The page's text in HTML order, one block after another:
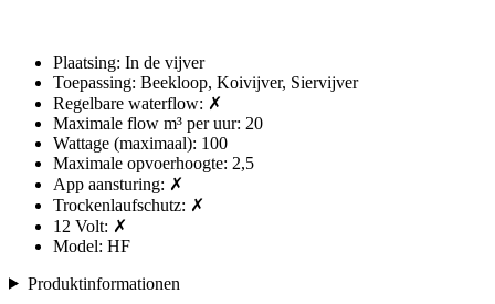
Plaatsing: In de vijver
Toepassing: Beekloop, Koivijver, Siervijver
Regelbare waterflow: ✗
Maximale flow m³ per uur: 20
Wattage (maximaal): 100
Maximale opvoerhoogte: 2,5
App aansturing: ✗
Trockenlaufschutz: ✗
12 Volt: ✗
Model: HF
Produktinformationen